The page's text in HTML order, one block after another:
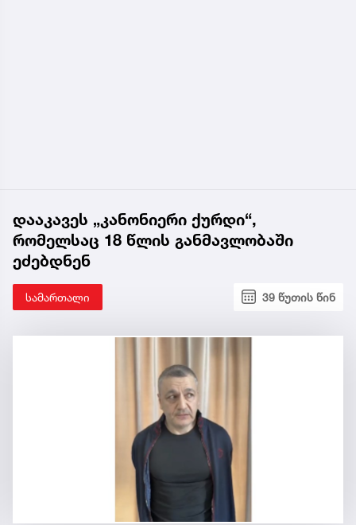
დააკავეს „კანონიერი ქურდი“,
რომელსაც 18 წლის განმავლობაში
ეძებდნენ
სამართალი 39 წუთის წინ